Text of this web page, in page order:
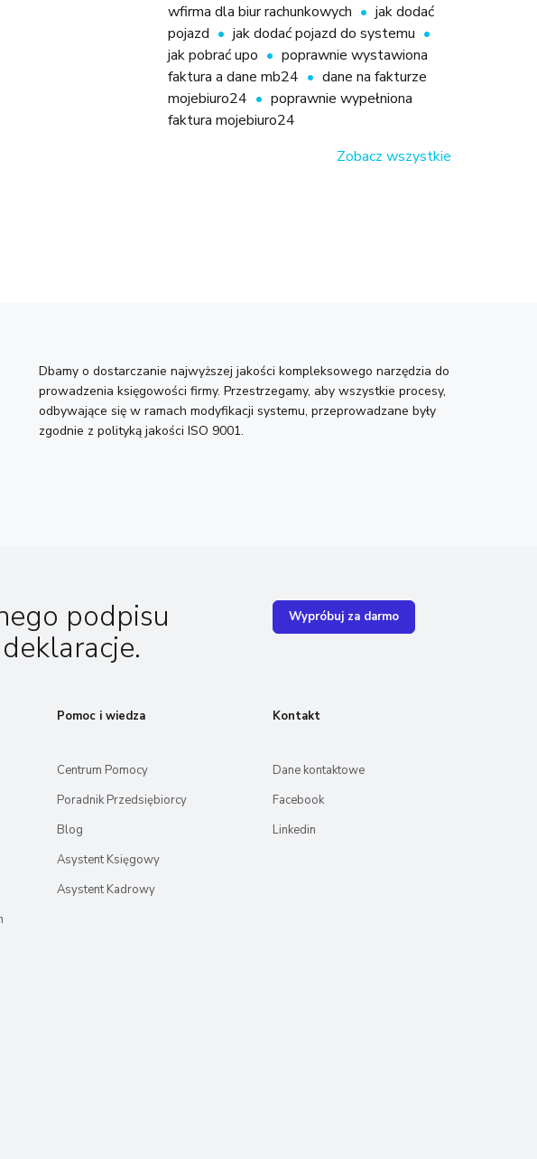
wfirma dla biur rachunkowych
jak dodać
pojazd
jak dodać pojazd do systemu
jak pobrać upo
poprawnie wystawiona
faktura a dane mb24
dane na fakturze
mojebiuro24
poprawnie wypełniona
faktura mojebiuro24
Zobacz wszystkie
Dbamy o dostarczanie najwyższej jakości kompleksowego narzędzia do
prowadzenia księgowości firmy. Przestrzegamy, aby wszystkie procesy,
odbywające się w ramach modyfikacji systemu, przeprowadzane były
zgodnie z polityką jakości ISO 9001.
podpisu
Wypróbuj za darmo
Pomoc i wiedza
Centrum Pomocy
Poradnik Przedsiębiorcy
Blog
Asystent Księgowy
Asystent Kadrowy
Kontakt
Dane kontaktowe
Facebook
Linkedin